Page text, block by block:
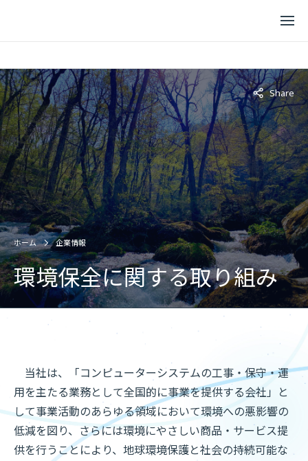
ホーム 企業情報
環境保全に関する取り組み
Share
Not
当社は、「コンピューターシステムの工事・保守・運
用を主たる業務として全国的に事業を提供する会社」と
して事業活動のあらゆる領域において環境への悪影響の
低減を図り、さらには環境にやさしい商品・サービス提
供を行うことにより、地球環境保護と社会の持続可能な